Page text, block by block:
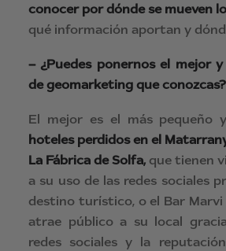
conocer por dónde se mueven
qué información aportan y
– ¿Puedes ponernos el mejor
de geomarketing que conozcas?
El mejor es el más pequeño
hoteles perdidos en el
La Fábrica de Solfa, que tienen
a su uso de las redes sociales
destino turístico, o el Bar Marvi
atrae público a su local
redes sociales y la